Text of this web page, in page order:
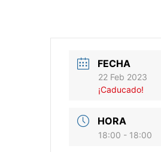
FECHA
22 Feb 2023
¡Caducado!
HORA
18:00 - 18:00